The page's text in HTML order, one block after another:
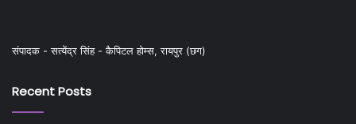
संपादक - सत्येंद्र सिंह - कैपिटल होम्स, रायपुर (छग)
Recent Posts